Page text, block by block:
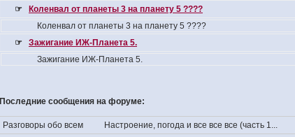
☞
Коленвал от планеты 3 на планету 5 ????
Коленвал от планеты 3 на планету 5 ????
☞
Зажигание ИЖ-Планета 5.
Зажигание ИЖ-Планета 5.
Последние сообщения на форуме:
Разговоры обо всем Настроение, погода и все все все (часть 1...